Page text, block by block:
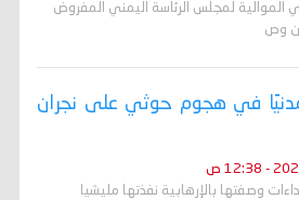
لمجلس الرئاسة اليمني المفروض
وص
/ إصابة 11 مدنيًا في هجوم حوثي على نجران
وصفتها بالإرهابية نفذتها مليشيا